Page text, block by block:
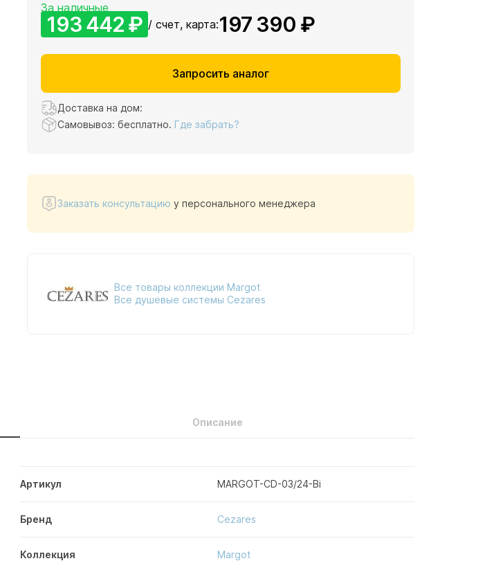
За наличные
193 442 ₽ / счет, карта:197 390 ₽
Запросить аналог
Доставка на дом:
Самовывоз: бесплатно. Где забрать?
Заказать консультацию у персонального менеджера
Все товары коллекции Margot
Все душевые системы Cezares
Описание
Артикул MARGOT-CD-03/24-Bi
Бренд Cezares
Коллекция Margot